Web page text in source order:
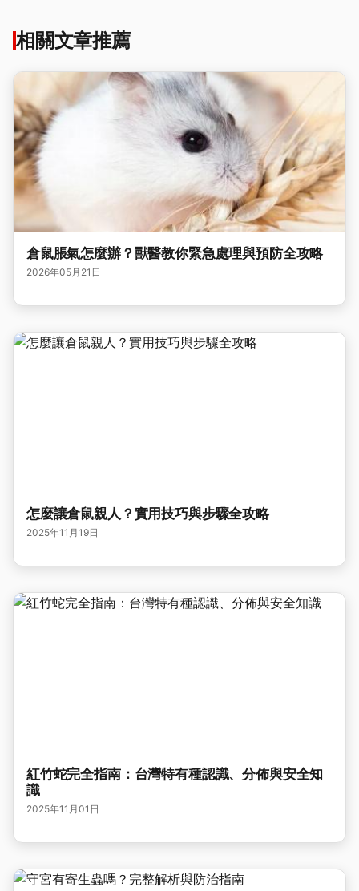
相關文章推薦
倉鼠脹氣怎麼辦？獸醫教你緊急處理與預防全攻略
2026年05月21日
怎麼讓倉鼠親人？實用技巧與步驟全攻略
2025年11月19日
紅竹蛇完全指南：台灣特有種認識、分佈與安全知
識
2025年11月01日